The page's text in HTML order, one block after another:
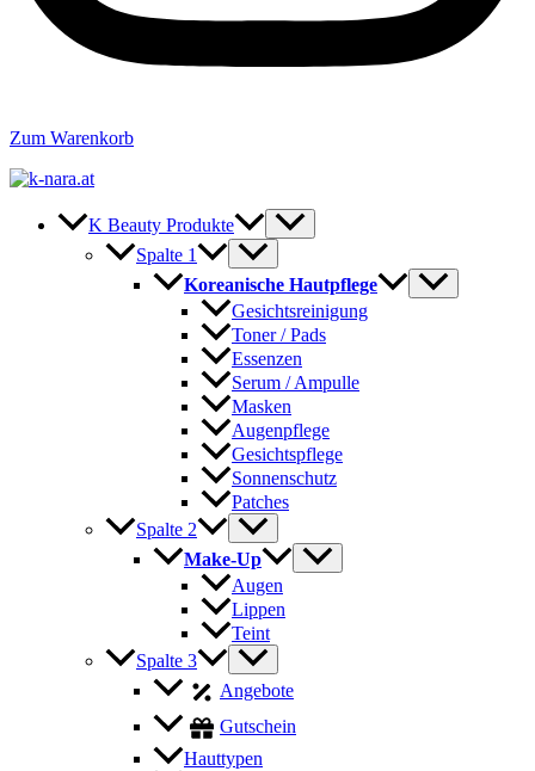
Zum Warenkorb
K Beauty Produkte
Spalte 1
Koreanische Hautpflege
Gesichtsreinigung
Toner / Pads
Essenzen
Serum / Ampulle
Masken
Augenpflege
Gesichtspflege
Sonnenschutz
Patches
Spalte 2
Make-Up
Augen
Lippen
Teint
Spalte 3
Angebote
Gutschein
Hauttypen